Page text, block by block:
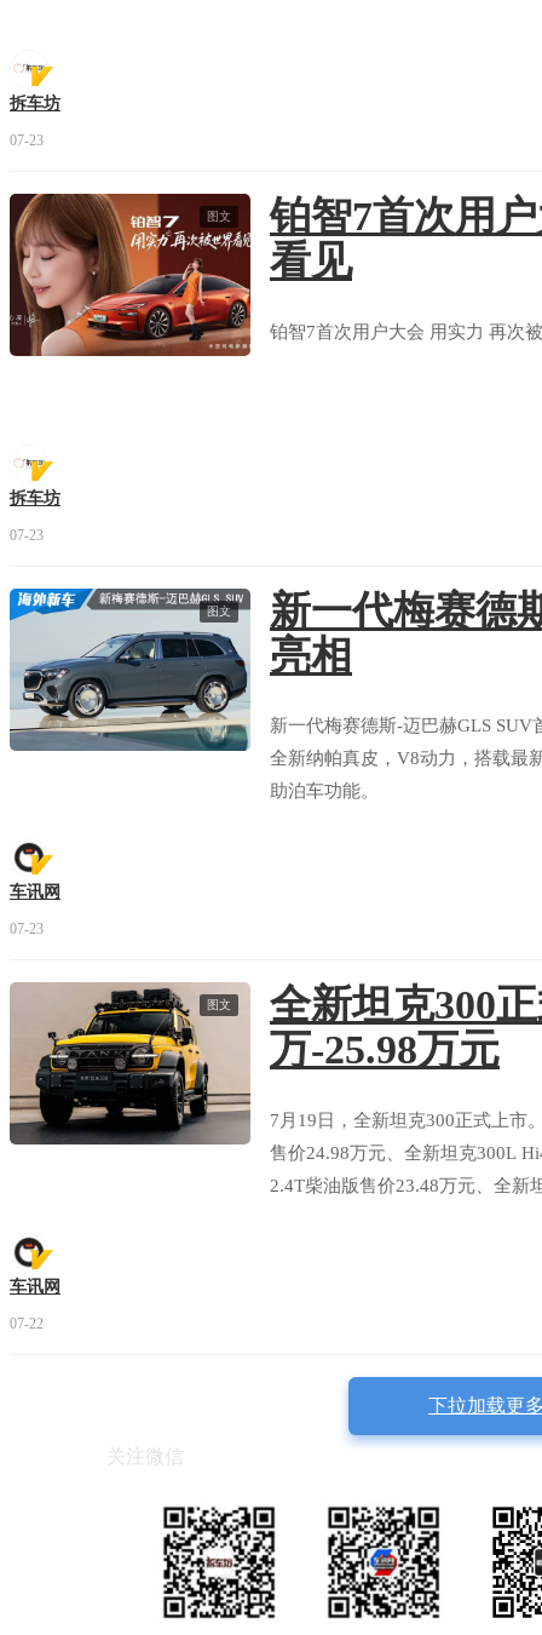
拆车坊
07-23
图文
铂智7首次用
看见
铂智7首次用户大会 用实力 再次
拆车坊
07-23
图文
新一代梅赛德
亮相
新一代梅赛德斯-迈巴赫GLS
全新纳帕真皮，V8动力，搭载最
助泊车功能。
车讯网
07-23
图文
全新坦克300
万-25.98万元
7月19日，全新坦克300正式上市
售价24.98万元、全新坦克300L
2.4T柴油版售价23.48万元、全新
车讯网
07-22
下拉加载更
关注微信